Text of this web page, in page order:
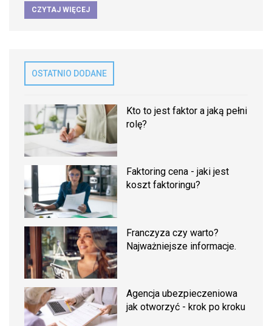
CZYTAJ WIĘCEJ
OSTATNIO DODANE
Kto to jest faktor a jaką pełni
rolę?
Faktoring cena - jaki jest
koszt faktoringu?
Franczyza czy warto?
Najważniejsze informacje.
Agencja ubezpieczeniowa
jak otworzyć - krok po kroku